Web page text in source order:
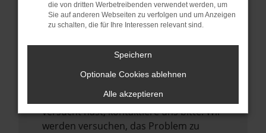
sind.
Veraltete Software birgt nicht nur ein
führen, dass bestimmte Funktionen nicht
Wende dich an den Webseitenbetreiber.
Wenn du alle oben genannten Schritte
versucht hast, kontaktiere uns bitte. Wir
werden versuchen, das Problem zu
die von dritten Werbetreibenden verwendet werden, um
Sie auf anderen Webseiten zu verfolgen und um Anzeigen
zu schalten, die für Ihre Interessen relevant sind.
Speichern
Optionale Cookies ablehnen
Alle akzeptieren